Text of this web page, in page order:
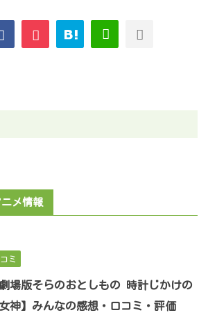
メ情報
ミ
劇場版そらのおとしもの 時計じかけの
神】みんなの感想・口コミ・評価